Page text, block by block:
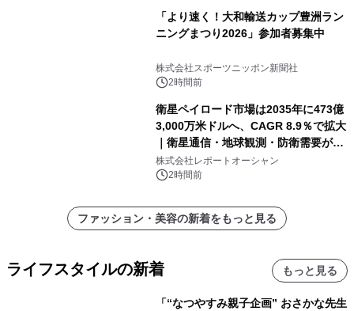
「より速く！大和輸送カップ豊洲ラン
ニングまつり2026」参加者募集中
株式会社スポーツニッポン新聞社
2時間前
衛星ペイロード市場は2035年に473億
3,000万米ドルへ、CAGR 8.9％で拡大
｜衛星通信・地球観測・防衛需要が牽
引する次世代宇宙産業の成長戦略
株式会社レポートオーシャン
2時間前
ファッション・美容の新着をもっと見る
ライフスタイルの新着 もっと見る
「“なつやすみ親子企画” おさかな先生